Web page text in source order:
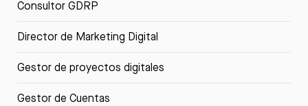
Consultor GDRP
Director de Marketing Digital
Gestor de proyectos digitales
Gestor de Cuentas